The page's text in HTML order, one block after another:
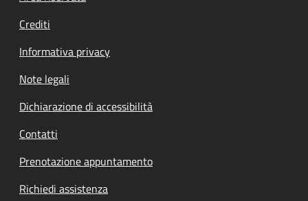
Crediti
Informativa privacy
Note legali
Dichiarazione di accessibilità
Contatti
Prenotazione appuntamento
Richiedi assistenza